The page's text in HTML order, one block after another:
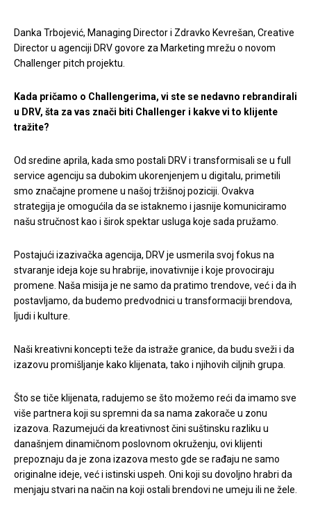
Danka Trbojević, Managing Director i Zdravko Kevrešan, Creative
Director u agenciji DRV govore za Marketing mrežu o novom
Challenger pitch projektu.
Kada pričamo o Challengerima, vi ste se nedavno rebrandirali
u DRV, šta za vas znači biti Challenger i kakve vi to klijente
tražite?
Od sredine aprila, kada smo postali DRV i transformisali se u full
service agenciju sa dubokim ukorenjenjem u digitalu, primetili
smo značajne promene u našoj tržišnoj poziciji. Ovakva
strategija je omogućila da se istaknemo i jasnije komuniciramo
našu stručnost kao i širok spektar usluga koje sada pružamo.
Postajući izazivačka agencija, DRV je usmerila svoj fokus na
stvaranje ideja koje su hrabrije, inovativnije i koje provociraju
promene. Naša misija je ne samo da pratimo trendove, već i da ih
postavljamo, da budemo predvodnici u transformaciji brendova,
ljudi i kulture.
Naši kreativni koncepti teže da istraže granice, da budu sveži i da
izazovu promišljanje kako klijenata, tako i njihovih ciljnih grupa.
Što se tiče klijenata, radujemo se što možemo reći da imamo sve
više partnera koji su spremni da sa nama zakorače u zonu
izazova. Razumejući da kreativnost čini suštinsku razliku u
današnjem dinamičnom poslovnom okruženju, ovi klijenti
prepoznaju da je zona izazova mesto gde se rađaju ne samo
originalne ideje, već i istinski uspeh. Oni koji su dovoljno hrabri da
menjaju stvari na način na koji ostali brendovi ne umeju ili ne žele.